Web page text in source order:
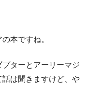
本ですね。
ターとアーリーマジ
話は聞きますけど、や